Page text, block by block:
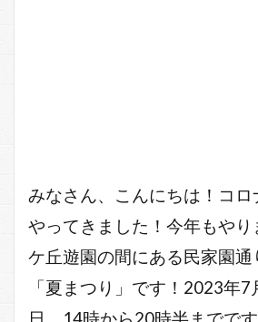
みなさん、こんにちは！コ
やってきました！今年もやり
ケ丘遊園の間にある民家園通
「夏まつり」です！2023年